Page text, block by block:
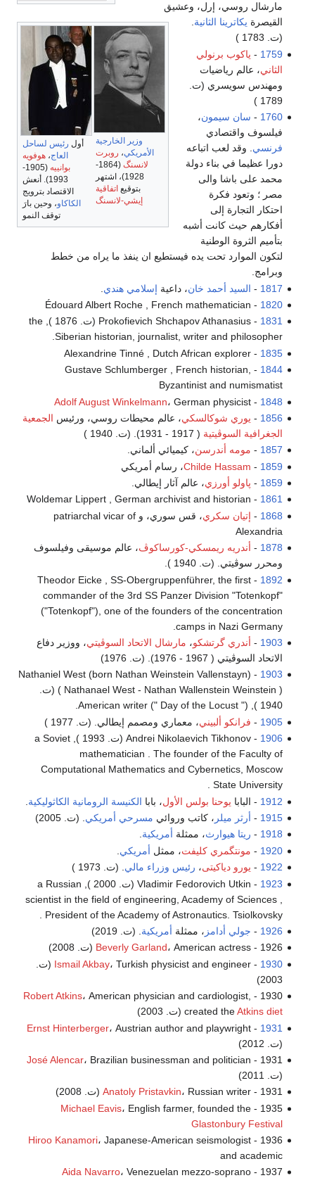
وزير الخارجية
الأمريكي، روبرت
لانسنگ
(1864-
1928)، اشتهر
بتوقيع اتفاقية
إيشي-لانسنگ
أول رئيس لساحل
العاج، هوفويه
بوانييه
(1905-
1993). أنعش
الاقتصاد بترويج
الكاكاو، وحين بارَ
توقف النمو
مارشال روسي، إرل، وعشيق
القيصرة يكاترينا الثانية.
(ت. 1783 )
1759
- ياكوب برنولي
الثاني، عالم رياضيات
ومهندس سويسري (ت.
1789 )
1760
- سان سيمون،
فيلسوف واقتصادي
فرنسي . وقد لعب اتباعه
دورا عظيما في بناء دولة
محمد على باشا والى
مصر ؛ وتعود فكرة
احتكار التجارة إلى
أفكارهم حيث كانت أشبه
بتأميم الثروة الوطنية
لتكون الموارد تحت يده فيستطيع ان ينفذ ما يراه من خطط
وبرامج.
1817
- السيد أحمد خان، داعية إسلامي هندي
1820
- Édouard Albert Roche , French mathematician
1831
- Prokofievich Shchapov Athanasius (ت. 1876 ), the
Siberian historian, journalist, writer and philosopher.
1835
- Alexandrine Tinné , Dutch African explorer
1844
- Gustave Schlumberger , French historian,
Byzantinist and numismatist
1848
-
Adolf August Winkelmann، German physicist
1856
- يوري شوكالسكي، عالم محيطات روسي، ورئيس الجمعية
الجغرافية السوڤيتية ( 1917 - 1931). (ت. 1940 )
1857
- مومه أندرسن، كيميائي ألماني.
1859
-
Childe Hassam، رسام أمريكي
1859
- پاولو أورزي، عالم آثار إيطالي.
1861
- Woldemar Lippert , German archivist and historian
1868
- إتيان سكري
، قس سوري، و patriarchal vicar of
Alexandria
1878
- أندريه ريمسكي-كورساكوڤ، عالم موسيقى وفيلسوف
ومحرر سوڤيتي. (ت. 1940 ).
1892
- Theodor Eicke , SS-Obergruppenführer, the first
commander of the 3rd SS Panzer Division "Totenkopf"
("Totenkopf"), one of the founders of the concentration
camps in Nazi Germany.
1903
- أندري گرتشكو، مارشال الاتحاد السوڤيتي، ووزير دفاع
الاتحاد السوڤيتي ( 1967 - 1976). (ت. 1976)
1903
- Nathaniel West (born Nathan Weinstein Vallenstayn)
( Nathanael West - Nathan Wallenstein Weinstein ) (ت.
1940 ), American writer (" Day of the Locust ").
1905
- فرانكو ألبيني، معماري ومصمم إيطالي. (ت. 1977 )
1906
- Andrei Nikolaevich Tikhonov (ت. 1993 ), a Soviet
mathematician . The founder of the Faculty of
Computational Mathematics and Cybernetics, Moscow
State University .
1912 - البابا يوحنا بولس الأول، بابا الكنيسة الرومانية الكاثوليكية
1915
- أرثر ميلر ، كاتب وروائي مسرحي أمريكي . (ت. 2005)
1918
- ريتا هيوارث، ممثلة أمريكية.
1920
- مونتگمري كليفت، ممثل أمريكي
1922
- يورو دياكيتى، رئيس وزراء مالي . (ت. 1973 )
1923
- Vladimir Fedorovich Utkin (ت. 2000 ), a Russian
scientist in the field of engineering, Academy of Sciences ,
President of the Academy of Astronautics. Tsiolkovsky .
1926
- جولي أدامز ، ممثلة أمريكية . (ت. 2019)
1926 -
Beverly Garland، American actress (ت. 2008)
1930
-
Ismail Akbay ، Turkish physicist and engineer (ت.
2003)
1930 -
Robert Atkins، American physician and cardiologist,
created theAtkins diet
(ت. 2003)
1931
-
Ernst Hinterberger، Austrian author and playwright
(ت. 2012)
1931 -
José Alencar، Brazilian businessman and politician
(ت. 2011)
1931 -
Anatoly Pristavkin، Russian writer (ت. 2008)
1935 -
Michael Eavis، English farmer, founded the
Glastonbury Festival
1936 -
Hiroo Kanamori، Japanese-American seismologist
and academic
1937 -
Aida Navarro، Venezuelan mezzo-soprano